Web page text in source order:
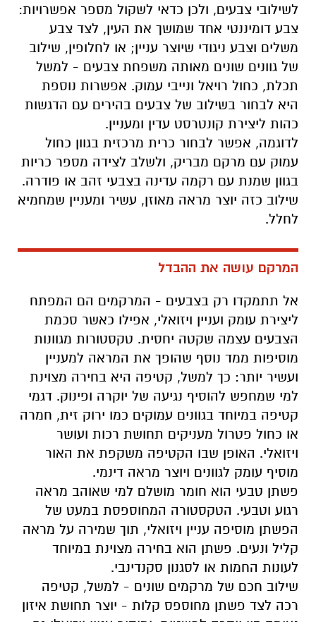
לשילובי צבעים, ולכן כדאי לשקול מספר אפשרויות:
צבע דומיננטי אחד שמושך את העין, לצד צבע
משלים וצבע ניגודי שיוצר עניין; או לחלופין, שילוב
של גוונים שונים מאותה משפחת צבעים - למשל
תכלת, כחול רויאל ונייבי עמוק. אפשרות נוספת
היא לבחור בשילוב של צבעים בהירים עם הדגשות
כהות ליצירת קונטרסט עדין ומעניין.
לדוגמה, אפשר לבחור כרית מרכזית בגוון כחול
עמוק עם מרקם מבריק, ולשלב לצידה מספר כריות
בגוון שמנת עם רקמה עדינה בצבעי זהב או פודרה.
שילוב כזה יוצר מראה מאוזן, עשיר ומעניין שמחמיא
לחלל.
המרקם עושה את ההבדל
אל תתמקדו רק בצבעים - המרקמים הם המפתח
ליצירת עומק ועניין ויזואלי, אפילו כאשר סכמת
הצבעים עצמה שקטה יחסית. טקסטורות מגוונות
מוסיפות ממד נוסף שהופך את המראה למעניין
ועשיר יותר: כך למשל, קטיפה היא בחירה מצוינת
למי שמחפש להוסיף נגיעה של יוקרה ופינוק. דגמי
קטיפה במיוחד בגוונים עמוקים כמו ירוק זית, חמרה
או כחול פטרול מעניקים תחושת רכות ועושר
ויזואלי. האופן שבו הקטיפה משקפת את האור
מוסיף עומק לגוונים ויוצר מראה דינמי.
פשתן טבעי הוא חומר מושלם למי שאוהב מראה
רגוע וטבעי. הטקסטורה המחוספסת במעט של
הפשתן מוסיפה עניין ויזואלי, תוך שמירה על מראה
קליל ונעים. פשתן הוא בחירה מצוינת במיוחד
לעונות החמות או לסגנון סקנדינבי.
שילוב חכם של מרקמים שונים - למשל, קטיפה
רכה לצד פשתן מחוספס קלות - יוצר תחושת איזון